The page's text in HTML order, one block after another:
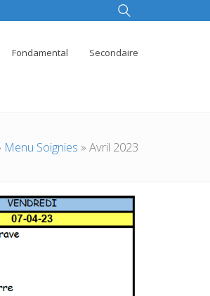
Fondamental Secondaire
Menu Soignies » Avril 2023